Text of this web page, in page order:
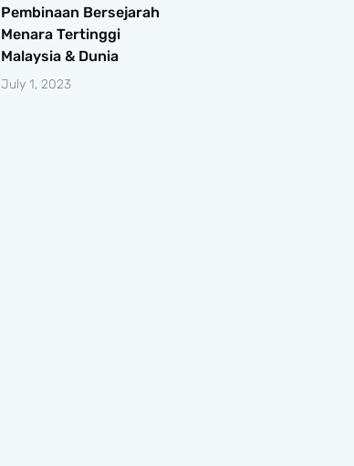
Pembinaan Bersejarah
Menara Tertinggi
Malaysia & Dunia
July 1, 2023